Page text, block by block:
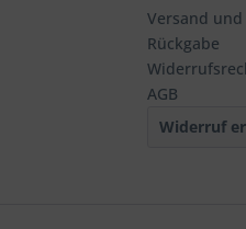
Versand
Rückgabe
AGB
Widerruf